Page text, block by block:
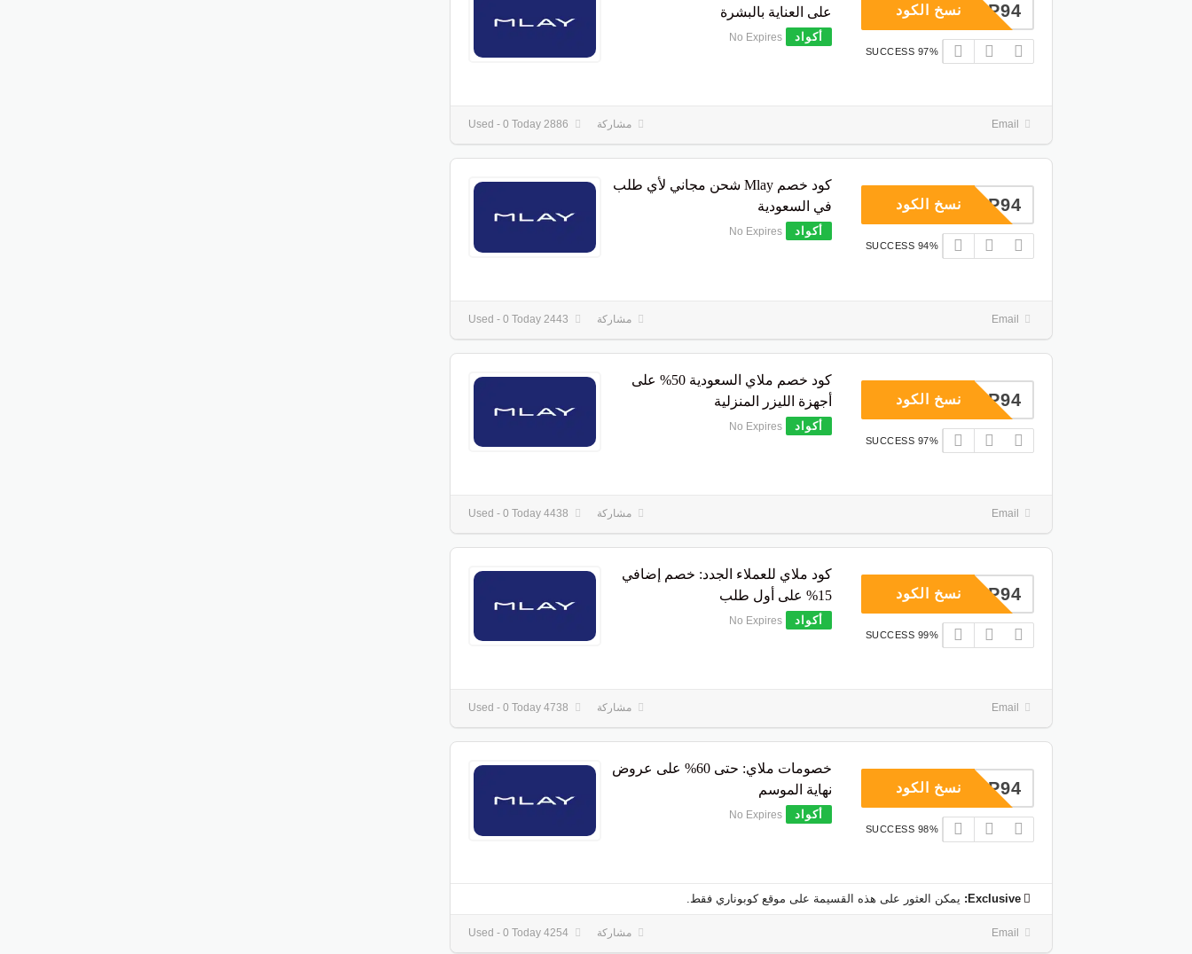
على العناية بالبشرة
أكواد No Expires
COUP94نسخ الكود
97% SUCCESS
مشاركة
كود خصم Mlay شحن مجاني لأي طلب
في السعودية
أكواد No Expires
COUP94نسخ الكود
94% SUCCESS
مشاركة
كود خصم ملاي السعودية 50% على
أجهزة الليزر المنزلية
أكواد No Expires
COUP94نسخ الكود
97% SUCCESS
مشاركة
كود ملاي للعملاء الجدد: خصم إضافي
15% على أول طلب
أكواد No Expires
COUP94نسخ الكود
99% SUCCESS
مشاركة
خصومات ملاي: حتى 60% على عروض
نهاية الموسم
أكواد No Expires
COUP94نسخ الكود
98% SUCCESS
Exclusive: يمكن العثور على هذه القسيمة على موقع كوبوناري فقط.
مشاركة